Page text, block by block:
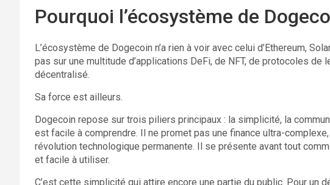
Pourquoi l’écosystème de
L’écosystème de Dogecoin n’a rien à voir avec celui d’Ethereum,
pas sur une multitude d’applications DeFi, de NFT, de protocoles de
décentralisé.
Sa force est ailleurs.
Dogecoin repose sur trois piliers principaux : la simplicité, la
est facile à comprendre. Il ne promet pas une finance ultra-
révolution technologique permanente. Il se présente avant tout
et facile à utiliser.
C’est cette simplicité qui attire encore une partie du public. Pour un